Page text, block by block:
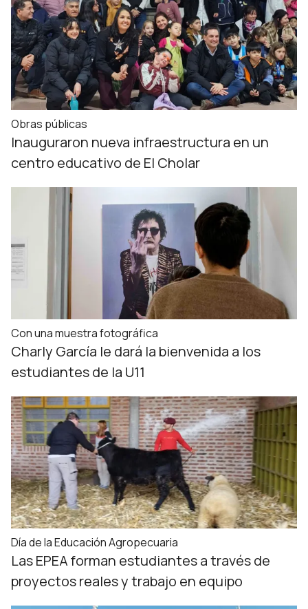
Obras públicas
Inauguraron nueva infraestructura en un
centro educativo de El Cholar
Con una muestra fotográfica
Charly García le dará la bienvenida a los
estudiantes de la U11
Día de la Educación Agropecuaria
Las EPEA forman estudiantes a través de
proyectos reales y trabajo en equipo